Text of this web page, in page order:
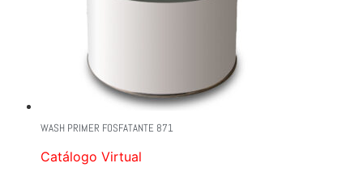
WASH PRIMER FOSFATANTE 871
Catálogo Virtual